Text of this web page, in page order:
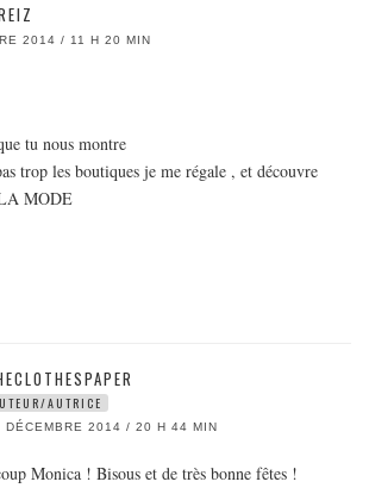
2014 / 11 H 20 MIN
tu nous montre
trop les boutiques je me régale , et découvre
MODE
AUTRICE
DÉCEMBRE 2014 / 20 H 44 MIN
Monica ! Bisous et de très bonne fêtes !